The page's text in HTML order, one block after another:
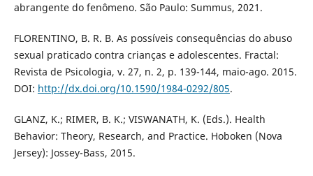
abrangente do fenômeno. São Paulo: Summus, 2021.
FLORENTINO, B. R. B. As possíveis consequências do abuso
sexual praticado contra crianças e adolescentes. Fractal:
Revista de Psicologia, v. 27, n. 2, p. 139-144, maio-ago. 2015.
DOI: http://dx.doi.org/10.1590/1984-0292/805.
GLANZ, K.; RIMER, B. K.; VISWANATH, K. (Eds.). Health
Behavior: Theory, Research, and Practice. Hoboken (Nova
Jersey): Jossey-Bass, 2015.